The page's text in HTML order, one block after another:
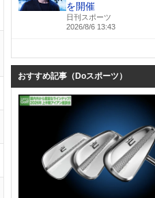
を開催
日刊スポーツ
2026/8/6 13:43
おすすめ記事（Doスポーツ）